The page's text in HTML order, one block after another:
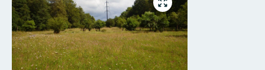
Gå
till
helskärmsläge